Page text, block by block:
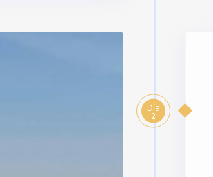
Día
2